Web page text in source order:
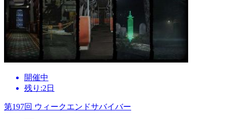
開催中
残り:2日
第197回 ウィークエンドサバイバー